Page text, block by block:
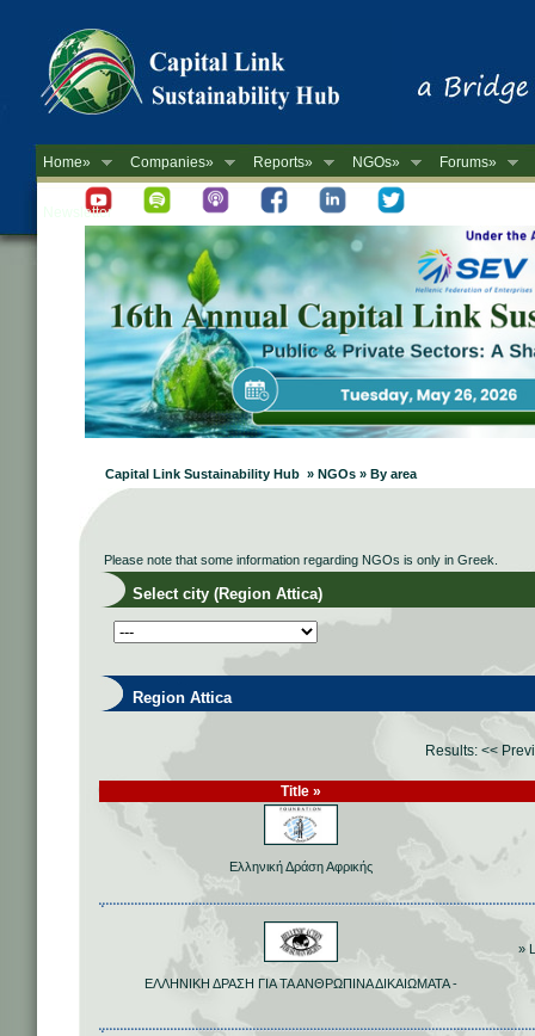
Home» Companies» Reports» NGOs» Forums»
Newsletter
Capital Link Sustainability Hub » NGOs » By area
Please note that some information regarding NGOs is only in Greek.
Select city (Region Attica)
Region Attica
Results: <<
Title »
Ελληνική Δράση Αφρικής
ΕΛΛΗΝΙΚΗ ΔΡΑΣΗ ΓΙΑ ΤΑ ΑΝΘΡΩΠΙΝΑ ΔΙΚΑΙΩΜΑΤΑ -
»